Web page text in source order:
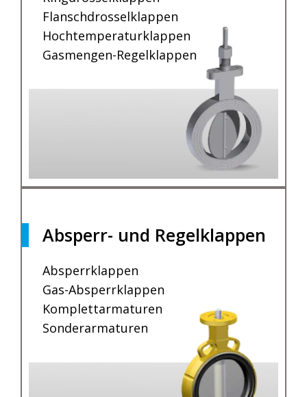
Flanschdrosselklappen
Hochtemperaturklappen
Gasmengen-Regelklappen
Absperr- und Regelklappen
Absperrklappen
Gas-Absperrklappen
Komplettarmaturen
Sonderarmaturen